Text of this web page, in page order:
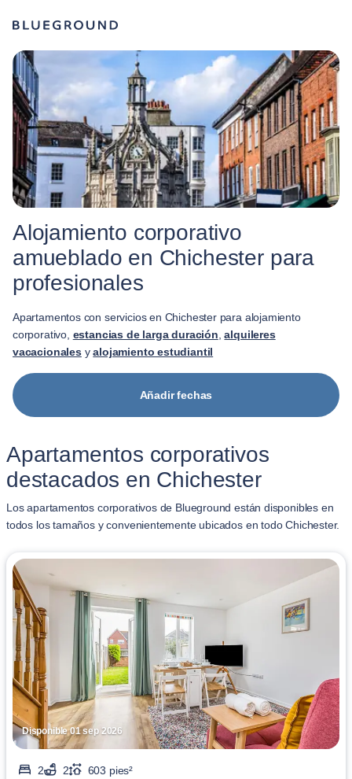
Alojamiento corporativo
amueblado en Chichester para
profesionales
Apartamentos con servicios en Chichester para alojamiento
corporativo, estancias de larga duración ,alquileres
vacacionalesyalojamiento estudiantil
Añadir fechas
Apartamentos corporativos
destacados en Chichester
Los apartamentos corporativos de Blueground están disponibles en
todos los tamaños y convenientemente ubicados en todo Chichester.
Disponible 01 sep 2026
2 2
603 pies²